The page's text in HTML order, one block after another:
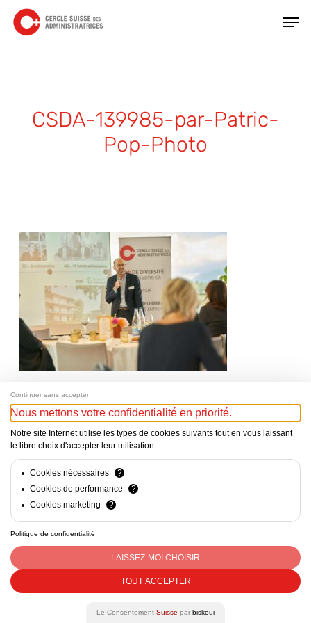
main
CSDA-139985-par-Patric-
Pop-Photo
Mentions Légales - Responsable du site web : Cercle Suisse
des Administratrices c/o CVCI, Avenue d’Ouchy 47, Lausanne
- CHE-290.363.452 - contact@csda.ch
Continuer sans accepter
Nous mettons votre confidentialité en priorité.
Notre site Internet utilise les types de cookies suivants tout en vous laissant
le libre choix d'accepter leur utilisation:
Cookies nécessaires
?
Cookies de performance
?
Cookies marketing
?
Politique de confidentialité
LAISSEZ-MOI CHOISIR
TOUT ACCEPTER
Le Consentement Suisse par biskoui